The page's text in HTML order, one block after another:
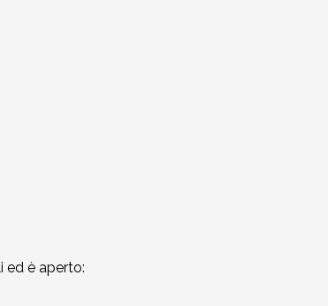
ed è aperto: